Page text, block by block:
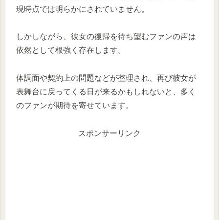
現時点では明らかにされていません。
しかしながら、彼女の復帰を待ち望むファンの声は
依然として根強く存在します。
体調面や契約上の問題などが整理され、再び彼女が
表舞台に戻ってくる日が来るかもしれないと、多く
のファンが期待を寄せています。
スポンサーリンク